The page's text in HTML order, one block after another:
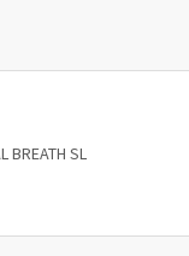
BREATH SL